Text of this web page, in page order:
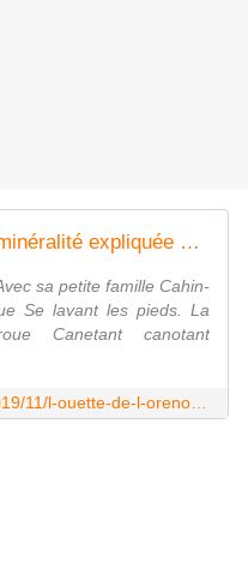
L'ouette de l'Orénoque - La minéralité expliquée aux cailloux
sa petite famille Cahin-
Se lavant les pieds. La
Canetant canotant